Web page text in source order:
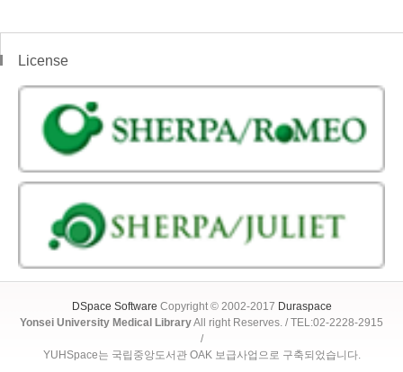
License
DSpace Software Copyright © 2002-2017 Duraspace
Yonsei University Medical LibraryAll right Reserves. / TEL:02-2228-2915
/
YUHSpace는 국립중앙도서관 OAK 보급사업으로 구축되었습니다.